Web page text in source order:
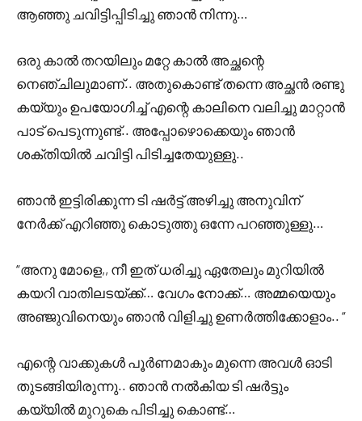
ആഞ്ഞു ചവിട്ടിപ്പിടിച്ചു ഞാൻ നിന്നു…
ഒരു കാൽ തറയിലും മറ്റേ കാൽ അച്ഛന്റെ
നെഞ്ചിലുമാണ്.. അതുകൊണ്ട് തന്നെ അച്ഛൻ രണ്ടു
കയ്യും ഉപയോഗിച്ച് എന്റെ കാലിനെ വലിച്ചു മാറ്റാൻ
പാട് പെടുന്നുണ്ട്.. അപ്പോഴൊക്കെയും ഞാൻ
ശക്തിയിൽ ചവിട്ടി പിടിച്ചതേയുള്ളു..
ഞാൻ ഇട്ടിരിക്കുന്ന ടി ഷർട്ട് അഴിച്ചു അനുവിന്
നേർക്ക് എറിഞ്ഞു കൊടുത്തു ഒന്നേ പറഞ്ഞുള്ളു…
“അനു മോളെ,, നീ ഇത് ധരിച്ചു ഏതേലും മുറിയിൽ
കയറി വാതിലടയ്ക്ക്… വേഗം നോക്ക്… അമ്മയെയും
അഞ്ജുവിനെയും ഞാൻ വിളിച്ചു ഉണർത്തിക്കോളാം.. “
എന്റെ വാക്കുകൾ പൂർണമാകും മുന്നെ അവൾ ഓടി
തുടങ്ങിയിരുന്നു.. ഞാൻ നൽകിയ ടി ഷർട്ടും
കയ്യിൽ മുറുകെ പിടിച്ചു കൊണ്ട്…